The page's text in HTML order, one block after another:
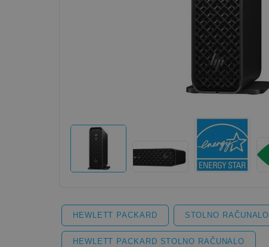
HEWLETT PACKARD STOLNO RAČUNALO
HEWLETT PACKARD STOLNO RAČUNALO